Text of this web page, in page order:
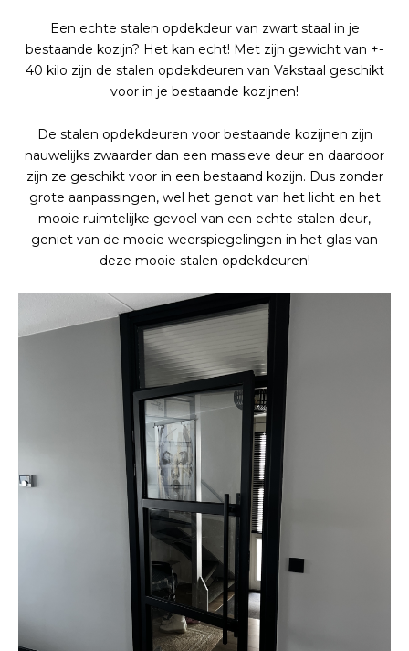
Een echte stalen opdekdeur van zwart staal in je
bestaande kozijn? Het kan echt! Met zijn gewicht van +-
40 kilo zijn de stalen opdekdeuren van Vakstaal geschikt
voor in je bestaande kozijnen!
De stalen opdekdeuren voor bestaande kozijnen zijn
nauwelijks zwaarder dan een massieve deur en daardoor
zijn ze geschikt voor in een bestaand kozijn. Dus zonder
grote aanpassingen, wel het genot van het licht en het
mooie ruimtelijke gevoel van een echte stalen deur,
geniet van de mooie weerspiegelingen in het glas van
deze mooie stalen opdekdeuren!